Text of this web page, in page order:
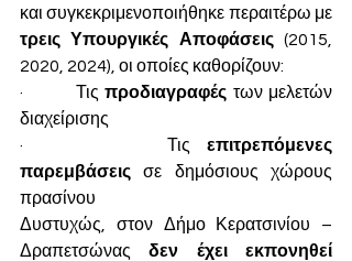
τρεις Υπουργικές Αποφάσεις (2015,
2020, 2024), οι οποίες καθορίζουν:
·         Τις προδιαγραφές των μελετών
διαχείρισης
·         Τις επιτρεπόμενες
παρεμβάσεις σε δημόσιους χώρους
πρασίνου
Δυστυχώς, στον Δήμο Κερατσινίου –
Δραπετσώνας δεν έχει εκπονηθεί